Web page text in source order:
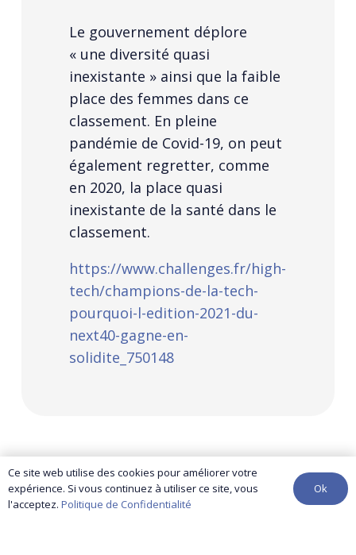
Le gouvernement déplore
« une diversité quasi
inexistante » ainsi que la faible
place des femmes dans ce
classement. En pleine
pandémie de Covid-19, on peut
également regretter, comme
en 2020, la place quasi
inexistante de la santé dans le
classement.
https://www.challenges.fr/high-
tech/champions-de-la-tech-
pourquoi-l-edition-2021-du-
next40-gagne-en-
solidite_750148
contact@yuma-audit.com
Ce site web utilise des cookies pour améliorer votre
expérience. Si vous continuez à utiliser ce site, vous
l'acceptez. Politique de Confidentialité
Ok